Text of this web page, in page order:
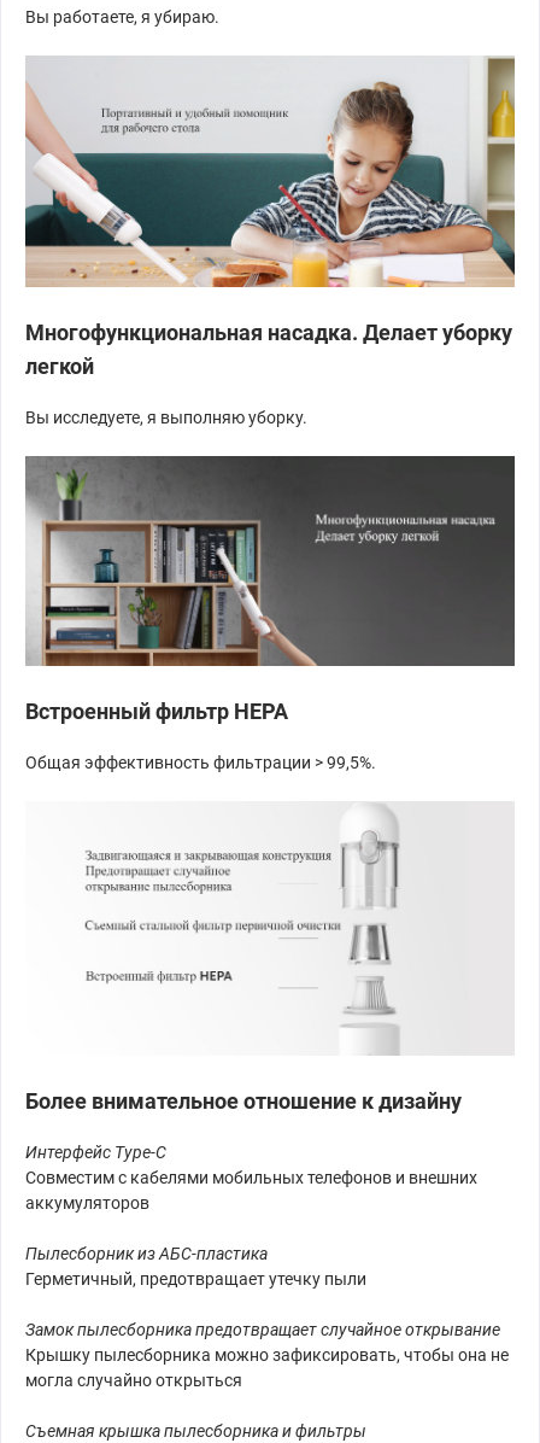
Вы работаете, я убираю.
Многофункциональная насадка. Делает уборку
легкой
Вы исследуете, я выполняю уборку.
Встроенный фильтр HEPA
Общая эффективность фильтрации > 99,5%.
Более внимательное отношение к дизайну
Интерфейс Type-C
Совместим с кабелями мобильных телефонов и внешних
аккумуляторов
Пылесборник из АБС-пластика
Герметичный, предотвращает утечку пыли
Замок пылесборника предотвращает случайное открывание
Крышку пылесборника можно зафиксировать, чтобы она не
могла случайно открыться
Съемная крышка пылесборника и фильтры